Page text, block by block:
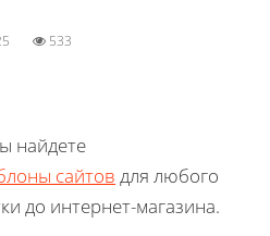
533
найдете
сайтов для любого
до интернет-магазина.